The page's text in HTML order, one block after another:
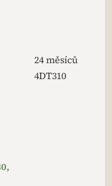
24 měsíců
4DT310